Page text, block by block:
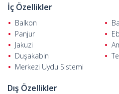
6 bloklu villa projesindeki müstakil
katlıdır.
bahçe, sauna, jakuzi, spor salonu
Yerden ısıtma sistemi bulunan,
villaların iç tasarımında kaliteli
kullanılmıştır. Tripleks villalar
tesisatı, izolasyon sistemleri,
ve merdiven korkulukları ve
İç Özellikler
Balkon
Panjur
Jakuzi
Duşakabin
Merkezi Uydu Sistemi
Dış Özellikler